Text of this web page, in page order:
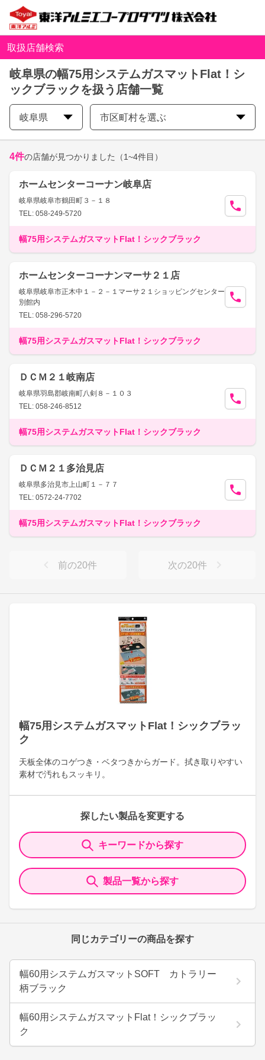
取扱店舗検索
岐阜県の幅75用システムガスマットFlat！シ
ックブラックを扱う店舗一覧
岐阜県 市区町村を選ぶ
幅75用システムガスマットFlat！シックブラッ
ク
天板全体のコゲつき・ベタつきからガード。拭き取りやすい
素材で汚れもスッキリ。
探したい製品を変更する
キーワードから探す
製品一覧から探す
同じカテゴリーの商品を探す
幅60用システムガスマットSOFT カトラリー
柄ブラック
幅60用システムガスマットFlat！シックブラッ
ク
4件の店舗が見つかりました （1~4件目）
ホームセンターコーナン岐阜店
岐阜県岐阜市鶴田町３－１８
TEL: 058-249-5720
幅75用システムガスマットFlat！シックブラック
ホームセンターコーナンマーサ２１店
岐阜県岐阜市正木中１－２－１マーサ２１ショッピングセンター
別館内
TEL: 058-296-5720
幅75用システムガスマットFlat！シックブラック
ＤＣＭ２１岐南店
岐阜県羽島郡岐南町八剣８－１０３
TEL: 058-246-8512
幅75用システムガスマットFlat！シックブラック
ＤＣＭ２１多治見店
岐阜県多治見市上山町１－７７
TEL: 0572-24-7702
幅75用システムガスマットFlat！シックブラック
前の20件 次の20件